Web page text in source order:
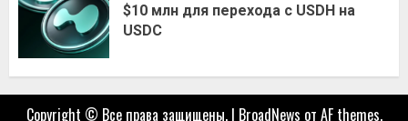
$10 млн для перехода с USDH на
USDC
Copyright © Все права защищены. | BroadNews от AF themes.